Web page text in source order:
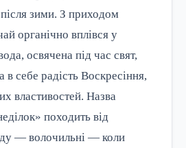
зими. З приходом
органічно вплівся у
освячена під час свят,
себе радість Воскресіння,
властивостей. Назва
походить від
— волочильні — коли